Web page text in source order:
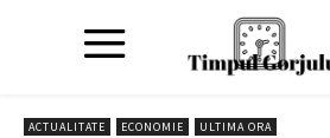
ACTUALITATE ECONOMIE ULTIMA ORA